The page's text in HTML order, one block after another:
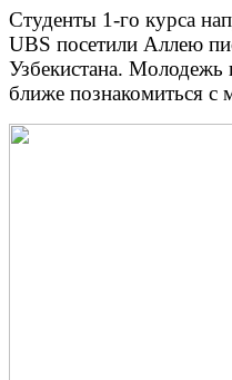
Студенты 1-го курса
UBS посетили Аллею
Узбекистана. Молодежь
ближе познакомиться с